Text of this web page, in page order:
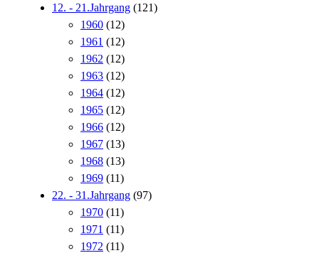
12. - 21.Jahrgang (121)
1960 (12)
1961 (12)
1962 (12)
1963 (12)
1964 (12)
1965 (12)
1966 (12)
1967 (13)
1968 (13)
1969 (11)
22. - 31.Jahrgang (97)
1970 (11)
1971 (11)
1972 (11)